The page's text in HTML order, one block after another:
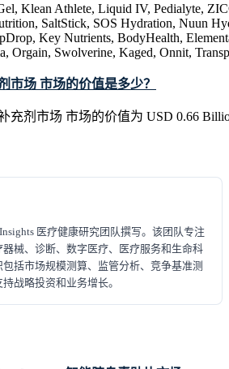
Klean Athlete, Liquid IV, Pedialyte,
SaltStick, SOS Hydration, Nuun
Key Nutrients, BodyHealth,
Orgain, Swolverine, Kaged, Onnit,
市场 市场的价值是多少？
充剂市场 市场的价值为 USD 0.66
医疗健康研究团队撰写。该团队专注
械、诊断、数字医疗、医疗服务和生命科
括市场规模测算、监管分析、竞争基准测
战略投资和业务增长。